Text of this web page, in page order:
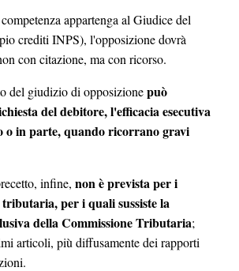
appartenga al Giudice del
crediti INPS), l'opposizione dovrà
con citazione, ma con ricorso.
del giudizio di opposizionepuò
del debitore, l'efficacia esecutiva
o in parte, quando ricorrano gravi
infine, non è prevista per i
per i quali sussiste la
della Commissione Tributaria;
articoli, più diffusamente dei rapporti